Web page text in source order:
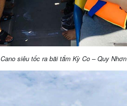
Cano siêu tốc ra bãi tắm Kỳ Co – Quy Nhơn